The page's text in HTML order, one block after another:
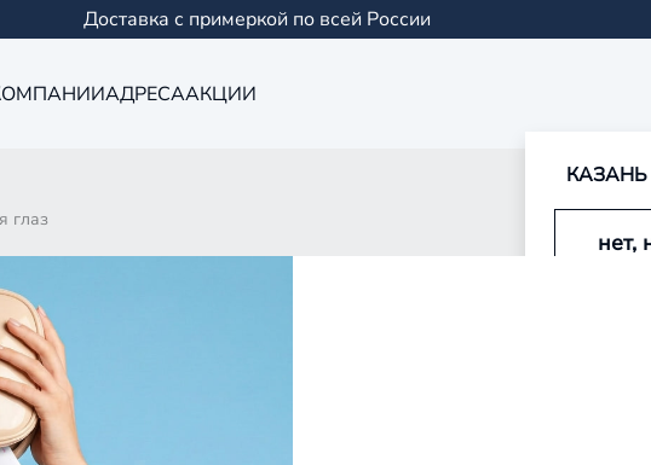
Доставка с примеркой по всей России
АДРЕСААКЦИИ
КАЗАНЬ
глаз
БИОМЕТРИЯ